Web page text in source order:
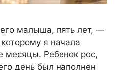
малыша, пять лет, —
я начала
месяцы. Ребенок рос,
день был наполнен